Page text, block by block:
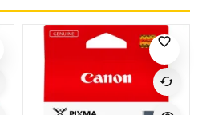
favorite_border
cached